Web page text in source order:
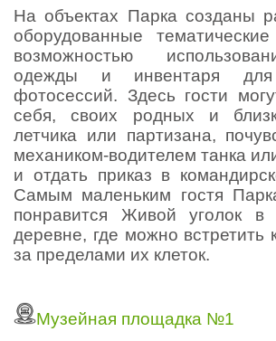
На объектах Парка созданы
оборудованные
возможностью
одежды и инвентаря для
фотосессий. Здесь гости
себя, своих родных и
летчика или партизана,
механиком-водителем танка
и отдать приказ в
Самым маленьким гостя
понравится Живой уголок в
деревне, где можно встретить
за пределами их клеток.
Музейная площадка №1